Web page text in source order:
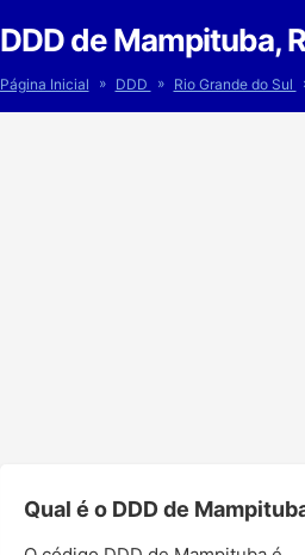
DDD de Mampituba,
Página Inicial » DDD » Rio Grande do Sul
Qual é o DDD de